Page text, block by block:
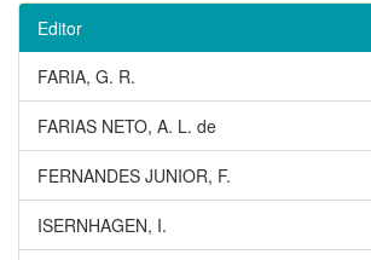
Editor
FARIA, G. R.
FARIAS NETO, A. L. de
FERNANDES JUNIOR, F.
ISERNHAGEN, I.